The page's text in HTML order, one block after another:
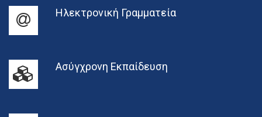
Ηλεκτρονική Γραμματεία
Ασύγχρονη Εκπαίδευση